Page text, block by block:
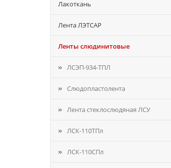
Лакоткань
Лента ЛЭТСАР
Ленты слюдинитовые
ЛСЭП-934-ТПЛ
Слюдопластолента
Лента стеклослюдяная ЛСУ
ЛСК-110ТПл
ЛСК-110СПл